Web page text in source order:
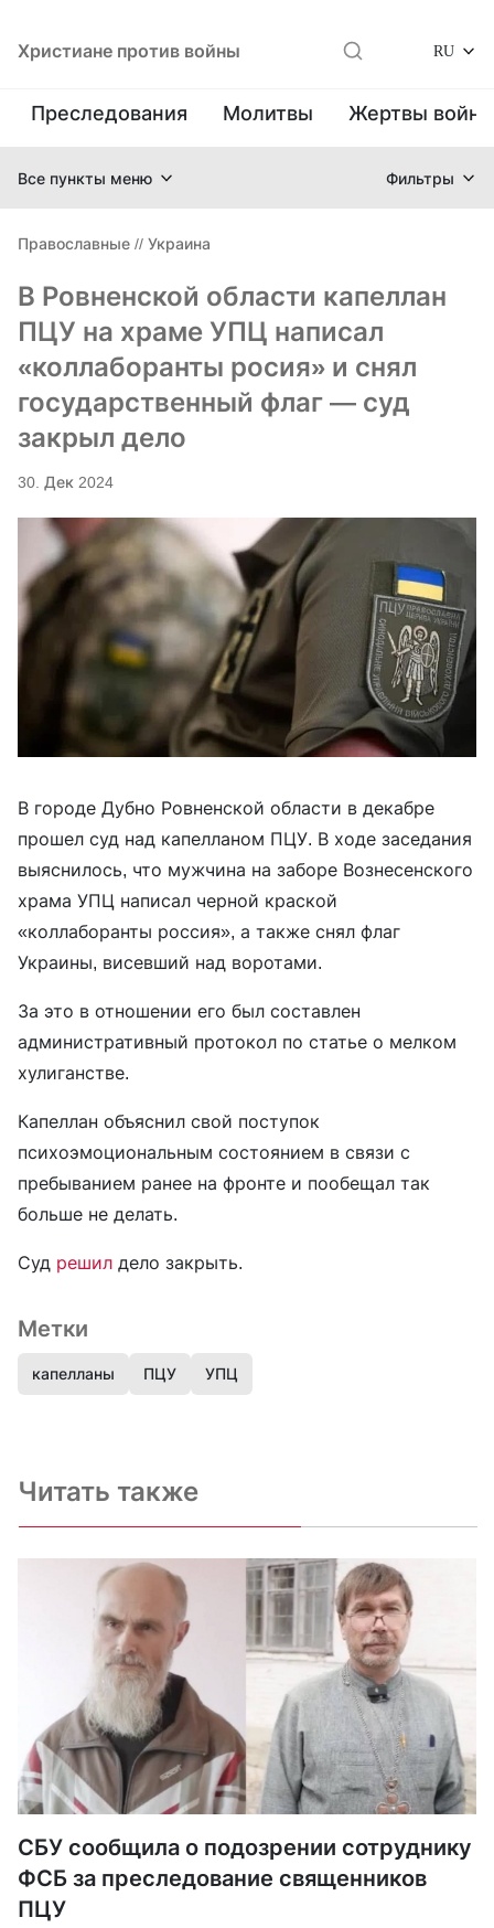
Христиане против войны RU
Преследования Молитвы Жертвы
Все пункты меню Фильтры
Православные // Украина
В Ровненской области капеллан
ПЦУ на храме УПЦ написал
«коллаборанты росия» и снял
государственный флаг — суд
закрыл дело
30. Дек 2024
В городе Дубно Ровненской области в декабре
прошел суд над капелланом ПЦУ. В ходе заседания
выяснилось, что мужчина на заборе Вознесенского
храма УПЦ написал черной краской
«коллаборанты россия», а также снял флаг
Украины, висевший над воротами.
За это в отношении его был составлен
административный протокол по статье о мелком
хулиганстве.
Капеллан объяснил свой поступок
психоэмоциональным состоянием в связи с
пребыванием ранее на фронте и пообещал так
больше не делать.
Суд решил дело закрыть.
Метки
капелланы ПЦУ УПЦ
Читать также
СБУ сообщила о подозрении сотруднику
ФСБ за преследование священников
ПЦУ